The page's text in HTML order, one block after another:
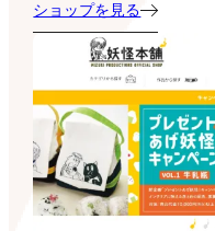
ショップを見る